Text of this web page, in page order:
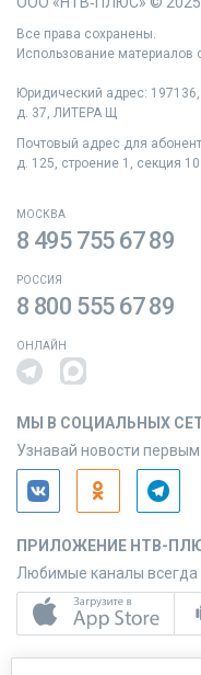
Все права сохранены.
Использование материалов
Юридический адрес: 197136,
д. 37, ЛИТЕРА Щ
Почтовый адрес для
д. 125, строение 1, секция 10
МОСКВА
8 495 755 67 89
РОССИЯ
8 800 555 67 89
ОНЛАЙН
МЫ В СОЦИАЛЬНЫХ
Узнавай новости первым
ПРИЛОЖЕНИЕ НТВ-
Любимые каналы всегда